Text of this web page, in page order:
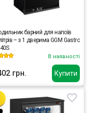
Купити
барний для напоїв
– з 1 дверима GGM Gastro
В наявності
грн.